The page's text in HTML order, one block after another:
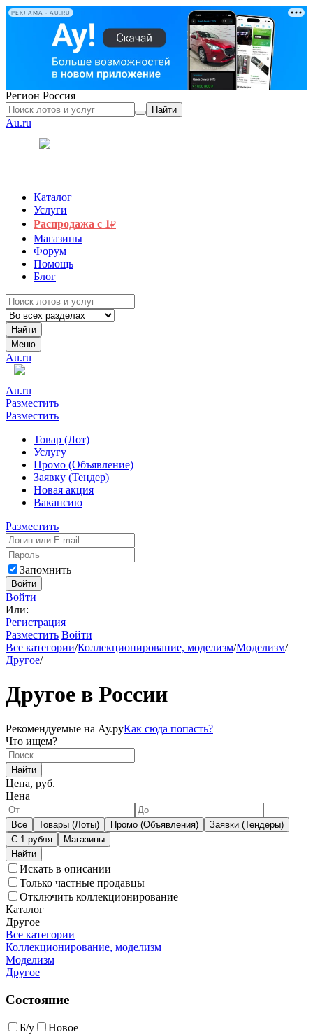
РЕКЛАМА • AU.RU
Регион Россия
Найти
Au.ru
Каталог
Услуги
Распродажа с 1₽
Магазины
Форум
Помощь
Блог
Найти
Меню
Au.ru
Au.ru
Разместить
Разместить
Товар (Лот)
Услугу
Промо (Объявление)
Заявку (Тендер)
Новая акция
Вакансию
Разместить
Запомнить
Войти
Войти
Или:
Регистрация
Разместить Войти
Все категории/Коллекционирование, моделизм/Моделизм/
Другое/
Другое в России
Рекомендуемые на Ау.руКак сюда попасть?
Что ищем?
Найти
Цена, руб.
Цена
Все Товары (Лоты) Промо (Объявления)
Заявки (Тендеры)
С 1 рубля
Магазины
Искать в описании
Только частные продавцы
Отключить коллекционирование
Каталог
Другое
Все категории
Коллекционирование, моделизм
Моделизм
Другое
Состояние
Б/у Новое